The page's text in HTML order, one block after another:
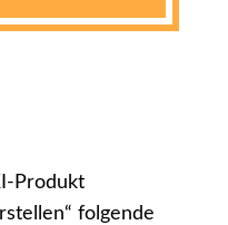
Produkt
folgende